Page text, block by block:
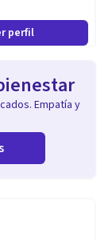
perfil
Empatía y